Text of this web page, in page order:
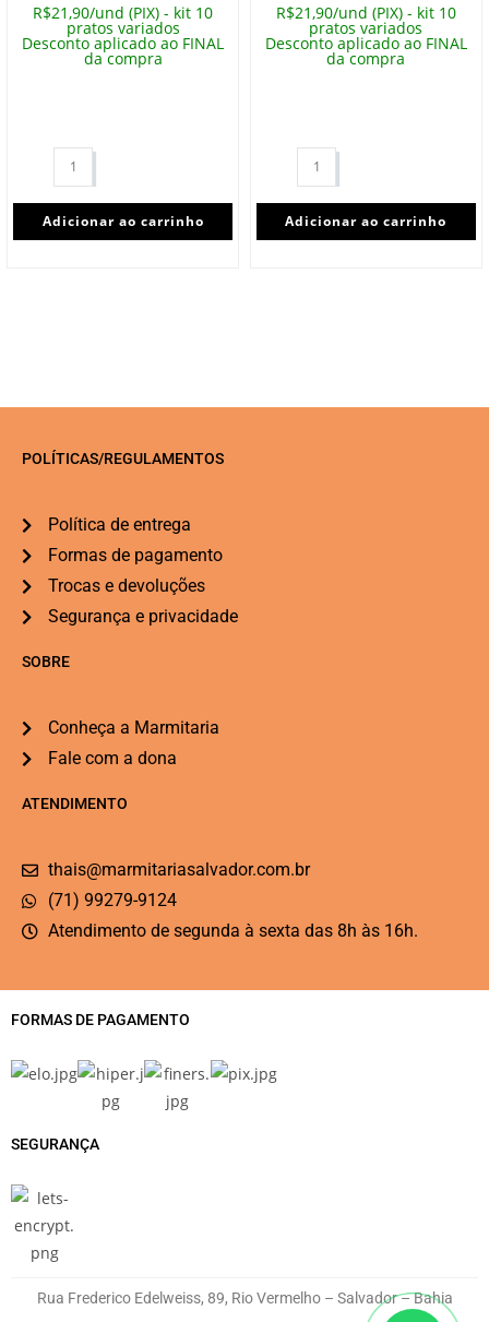
R$21,90/und (PIX) - kit 10
pratos variados
Desconto aplicado ao FINAL
da compra
Adicionar ao carrinho
R$21,90/und (PIX) - kit 10
pratos variados
Desconto aplicado ao FINAL
da compra
Adicionar ao carrinho
POLÍTICAS/REGULAMENTOS
Política de entrega
Formas de pagamento
Trocas e devoluções
Segurança e privacidade
SOBRE
Conheça a Marmitaria
Fale com a dona
ATENDIMENTO
thais@marmitariasalvador.com.br
(71) 99279-9124
Atendimento de segunda à sexta das 8h às 16h.
FORMAS DE PAGAMENTO
SEGURANÇA
Rua Frederico Edelweiss, 89, Rio Vermelho – Salvador – Bahia